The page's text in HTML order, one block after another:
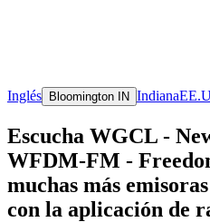
Inglés Bloomington IN Indiana
Escucha WGCL -
WFDM-FM -
muchas más
con la aplicación de